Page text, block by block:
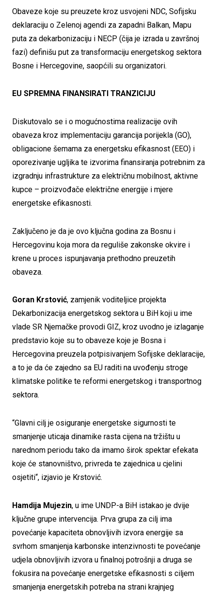
Obaveze koje su preuzete kroz usvojeni NDC, Sofijsku
deklaraciju o Zelenoj agendi za zapadni Balkan, Mapu
puta za dekarbonizaciju i NECP (čija je izrada u završnoj
fazi) definišu put za transformaciju energetskog sektora
Bosne i Hercegovine, saopćili su organizatori.
EU SPREMNA FINANSIRATI TRANZICIJU
Diskutovalo se i o mogućnostima realizacije ovih
obaveza kroz implementaciju garancija porijekla (GO),
obligacione šemama za energetsku efikasnost (EEO) i
oporezivanje ugljika te izvorima finansiranja potrebnim za
izgradnju infrastrukture za električnu mobilnost, aktivne
kupce – proizvođače električne energije i mjere
energetske efikasnosti.
Zaključeno je da je ovo ključna godina za Bosnu i
Hercegovinu koja mora da reguliše zakonske okvire i
krene u proces ispunjavanja prethodno preuzetih
obaveza.
Goran Krstović, zamjenik voditeljice projekta
Dekarbonizacija energetskog sektora u BiH koji u ime
vlade SR Njemačke provodi GIZ, kroz uvodno je izlaganje
predstavio koje su to obaveze koje je Bosna i
Hercegovina preuzela potpisivanjem Sofijske deklaracije,
a to je da će zajedno sa EU raditi na uvođenju stroge
klimatske politike te reformi energetskog i transportnog
sektora.
“Glavni cilj je osiguranje energetske sigurnosti te
smanjenje uticaja dinamike rasta cijena na tržištu u
narednom periodu tako da imamo širok spektar efekata
koje će stanovništvo, privreda te zajednica u cjelini
osjetiti“, izjavio je Krstović.
Hamdija Mujezin, u ime UNDP-a BiH istakao je dvije
ključne grupe intervencija. Prva grupa za cilj ima
povećanje kapaciteta obnovljivih izvora energije sa
svrhom smanjenja karbonske intenzivnosti te povećanje
udjela obnovljivih izvora u finalnoj potrošnji a druga se
fokusira na povećanje energetske efikasnosti s ciljem
smanjenja energetskih potreba na strani krajnjeg